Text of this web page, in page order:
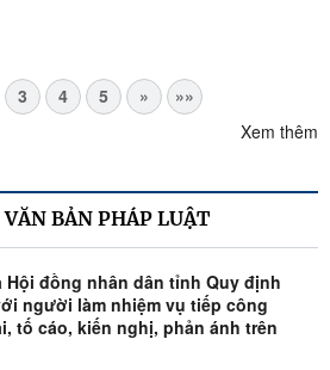
3 4 5 »
»»
Xem thêm
VĂN BẢN PHÁP LUẬT
đồng nhân dân tỉnh Quy định
người làm nhiệm vụ tiếp công
tố cáo, kiến nghị, phản ánh trên